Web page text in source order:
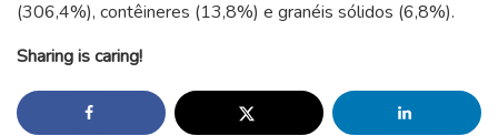
(306,4%), contêineres (13,8%) e granéis sólidos (6,8%).
Sharing is caring!